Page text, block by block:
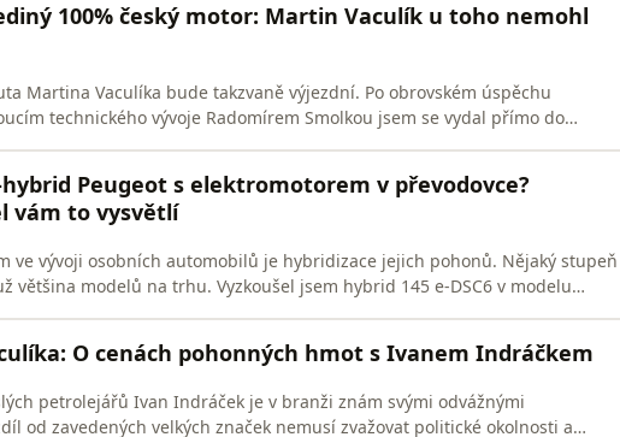
100% český motor: Martin Vaculík u toho nemohl
Martina Vaculíka bude takzvaně výjezdní. Po obrovském úspěchu
technického vývoje Radomírem Smolkou jsem se vydal přímo do
od zahraničn
Peugeot s elektromotorem v převodovce?
vám to vysvětlí
ve vývoji osobních automobilů je hybridizace jejich pohonů. Nějaký stupeň
většina modelů na trhu. Vyzkoušel jsem hybrid 145 e-DSC6 v modelu
měl pocit, žO cenách pohonných hmot s Ivanem Indráčkem
petrolejářů Ivan Indráček je v branži znám svými odvážnými
od zavedených velkých značek nemusí zvažovat politické okolnosti a